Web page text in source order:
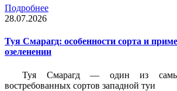
Подробнее
28.07.2026
Туя Смарагд: особенности сорта и
озеленении
Туя Смарагд — один из
востребованных сортов западной туи